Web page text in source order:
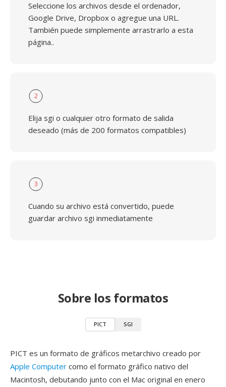
Seleccione los archivos desde el ordenador,
Google Drive, Dropbox o agregue una URL.
También puede simplemente arrastrarlo a esta
página..
2
Elija sgi o cualquier otro formato de salida
deseado (más de 200 formatos compatibles)
3
Cuando su archivo está convertido, puede
guardar archivo sgi inmediatamente
Sobre los formatos
PICT SGI
PICT es un formato de gráficos metarchivo creado por
Apple Computer como el formato gráfico nativo del
Macintosh, debutando junto con el Mac original en enero